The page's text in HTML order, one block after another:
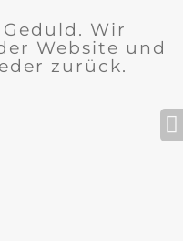
Wir
Website und
zurück.